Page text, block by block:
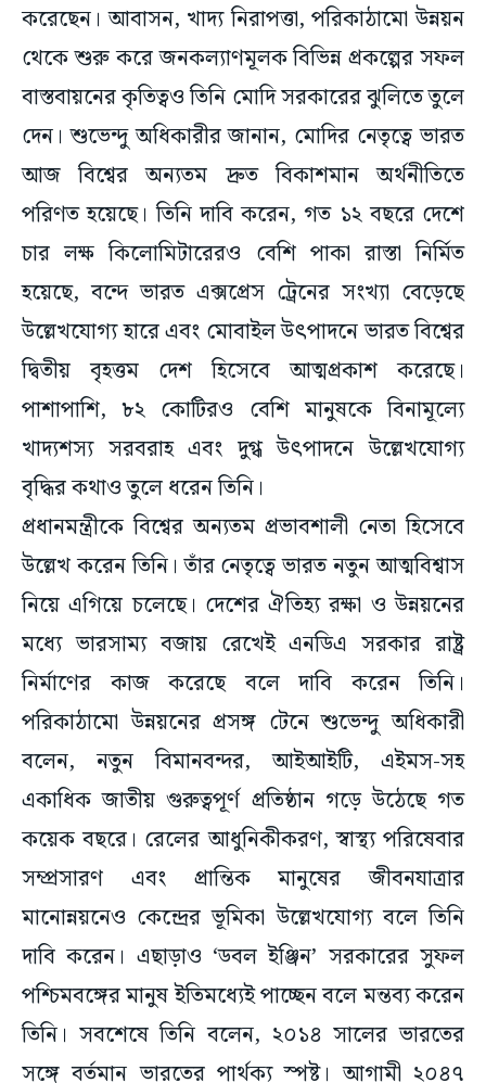
করেছেন। আবাসন, খাদ্য নিরাপত্তা, পরিকাঠামো উন্নয়ন
থেকে শুরু করে জনকল্যাণমূলক বিভিন্ন প্রকল্পের সফল
বাস্তবায়নের কৃতিত্বও তিনি মোদি সরকারের ঝুলিতে তুলে
দেন। শুভেন্দু অধিকারীর জানান, মোদির নেতৃত্বে ভারত
আজ বিশ্বের অন্যতম দ্রুত বিকাশমান অর্থনীতিতে
পরিণত হয়েছে। তিনি দাবি করেন, গত ১২ বছরে দেশে
চার লক্ষ কিলোমিটারেরও বেশি পাকা রাস্তা নির্মিত
হয়েছে, বন্দে ভারত এক্সপ্রেস ট্রেনের সংখ্যা বেড়েছে
উল্লেখযোগ্য হারে এবং মোবাইল উৎপাদনে ভারত বিশ্বের
দ্বিতীয় বৃহত্তম দেশ হিসেবে আত্মপ্রকাশ করেছে।
পাশাপাশি, ৮২ কোটিরও বেশি মানুষকে বিনামূল্যে
খাদ্যশস্য সরবরাহ এবং দুগ্ধ উৎপাদনে উল্লেখযোগ্য
বৃদ্ধির কথাও তুলে ধরেন তিনি।
প্রধানমন্ত্রীকে বিশ্বের অন্যতম প্রভাবশালী নেতা হিসেবে
উল্লেখ করেন তিনি। তাঁর নেতৃত্বে ভারত নতুন আত্মবিশ্বাস
নিয়ে এগিয়ে চলেছে। দেশের ঐতিহ্য রক্ষা ও উন্নয়নের
মধ্যে ভারসাম্য বজায় রেখেই এনডিএ সরকার রাষ্ট্র
নির্মাণের কাজ করেছে বলে দাবি করেন তিনি।
পরিকাঠামো উন্নয়নের প্রসঙ্গ টেনে শুভেন্দু অধিকারী
বলেন, নতুন বিমানবন্দর, আইআইটি, এইমস-সহ
একাধিক জাতীয় গুরুত্বপূর্ণ প্রতিষ্ঠান গড়ে উঠেছে গত
কয়েক বছরে। রেলের আধুনিকীকরণ, স্বাস্থ্য পরিষেবার
সম্প্রসারণ এবং প্রান্তিক মানুষের জীবনযাত্রার
মানোন্নয়নেও কেন্দ্রের ভূমিকা উল্লেখযোগ্য বলে তিনি
দাবি করেন। এছাড়াও ‘ডবল ইঞ্জিন’ সরকারের সুফল
পশ্চিমবঙ্গের মানুষ ইতিমধ্যেই পাচ্ছেন বলে মন্তব্য করেন
তিনি। সবশেষে তিনি বলেন, ২০১৪ সালের ভারতের
সঙ্গে বর্তমান ভারতের পার্থক্য স্পষ্ট। আগামী ২০৪৭